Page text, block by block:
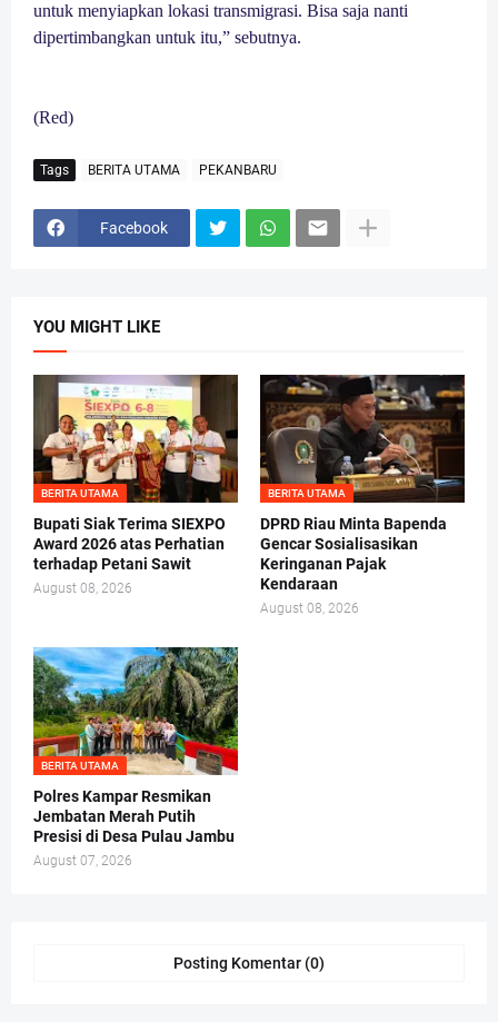
untuk menyiapkan lokasi transmigrasi. Bisa saja nanti
dipertimbangkan untuk itu,” sebutnya.
(Red)
Tags BERITA UTAMA PEKANBARU
Facebook
YOU MIGHT LIKE
BERITA UTAMA
Bupati Siak Terima SIEXPO
Award 2026 atas Perhatian
terhadap Petani Sawit
August 08, 2026
BERITA UTAMA
DPRD Riau Minta Bapenda
Gencar Sosialisasikan
Keringanan Pajak
Kendaraan
August 08, 2026
BERITA UTAMA
Polres Kampar Resmikan
Jembatan Merah Putih
Presisi di Desa Pulau Jambu
August 07, 2026
Posting Komentar (0)